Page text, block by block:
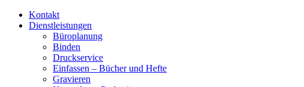
Kontakt
Dienstleistungen
Büroplanung
Binden
Druckservice
Einfassen – Bücher und Hefte
Gravieren